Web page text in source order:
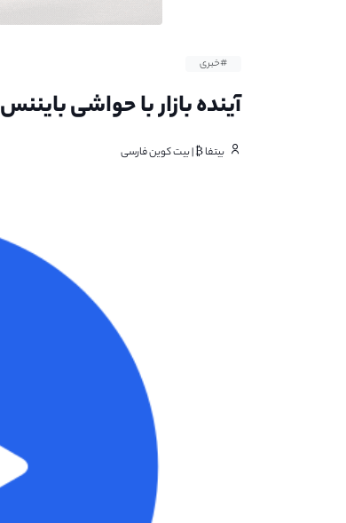
#خبری
آینده بازار با حواشی بایننس
بیتفا ₿ | بیت کوین فارسی